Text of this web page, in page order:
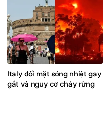
Italy đối mặt sóng nhiệt gay
gắt và nguy cơ cháy rừng